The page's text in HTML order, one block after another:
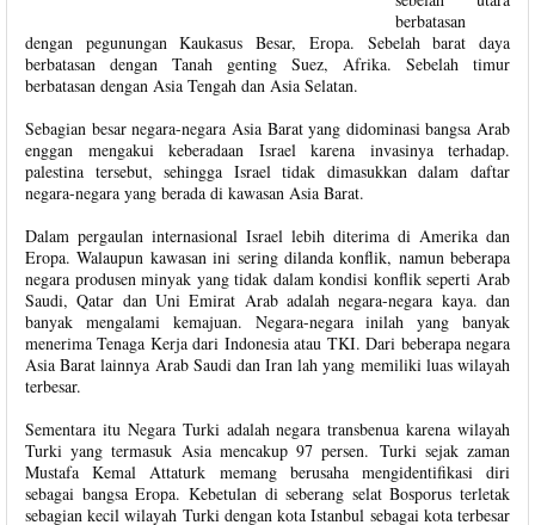
berbatasan
dengan pegunungan Kaukasus Besar, Eropa. Sebelah barat daya
berbatasan dengan Tanah genting Suez, Afrika. Sebelah timur
berbatasan dengan Asia Tengah dan Asia Selatan.
Sebagian besar negara-negara Asia Barat yang didominasi bangsa Arab
enggan mengakui keberadaan Israel karena invasinya terhadap.
palestina tersebut, sehingga Israel tidak dimasukkan dalam daftar
negara-negara yang berada di kawasan Asia Barat.
Dalam pergaulan internasional Israel lebih diterima di Amerika dan
Eropa. Walaupun kawasan ini sering dilanda konflik, namun beberapa
negara produsen minyak yang tidak dalam kondisi konflik seperti Arab
Saudi, Qatar dan Uni Emirat Arab adalah negara-negara kaya. dan
banyak mengalami kemajuan. Negara-negara inilah yang banyak
menerima Tenaga Kerja dari Indonesia atau TKI. Dari beberapa negara
Asia Barat lainnya Arab Saudi dan Iran lah yang memiliki luas wilayah
terbesar.
Sementara itu Negara Turki adalah negara transbenua karena wilayah
Turki yang termasuk Asia mencakup 97 persen. Turki sejak zaman
Mustafa Kemal Attaturk memang berusaha mengidentifikasi diri
sebagai bangsa Eropa. Kebetulan di seberang selat Bosporus terletak
sebagian kecil wilayah Turki dengan kota Istanbul sebagai kota terbesar